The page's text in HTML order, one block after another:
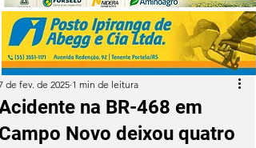
na BR-468 em
Novo deixou quatro
de fev. de 2025 1 min de leitura